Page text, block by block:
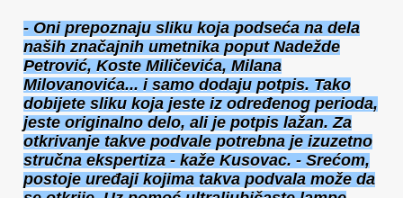
- Oni prepoznaju sliku koja podseća na dela
naših značajnih umetnika poput Nadežde
Petrović, Koste Miličevića, Milana
Milovanovića... i samo dodaju potpis. Tako
dobijete sliku koja jeste iz određenog perioda,
jeste originalno delo, ali je potpis lažan. Za
otkrivanje takve podvale potrebna je izuzetno
stručna ekspertiza - kaže Kusovac. - Srećom,
postoje uređaji kojima takva podvala može da